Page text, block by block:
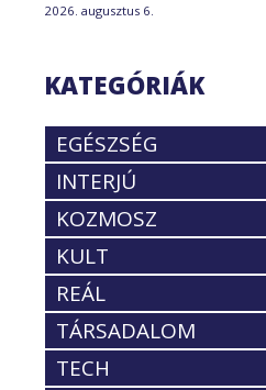
2026. augusztus 6.
KATEGÓRIÁK
EGÉSZSÉG
INTERJÚ
KOZMOSZ
KULT
REÁL
TÁRSADALOM
TECH